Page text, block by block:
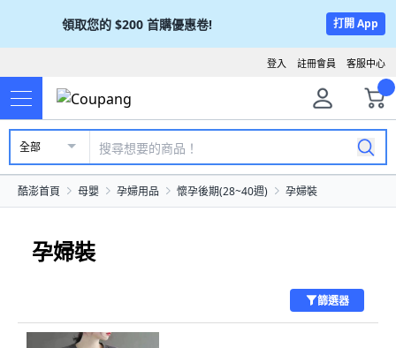
領取您的 $200 首購優惠卷! 打開 App
客服中心
註冊會員
登入
全部
酷澎首頁 母嬰 孕婦用品 懷孕後期(28~40週) 孕婦裝
孕婦裝
篩選器